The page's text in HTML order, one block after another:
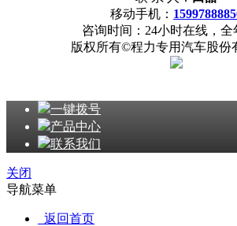
移动手机：
咨询时间：24小时在线，全
版权所有©程力专用汽车股份
一键拨号
产品中心
联系我们
关闭
导航菜单
返回首页